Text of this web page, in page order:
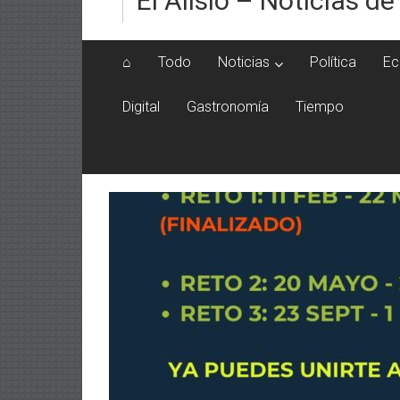
⌂ Todo Noticias Política
Digital Gastronomía Tiempo